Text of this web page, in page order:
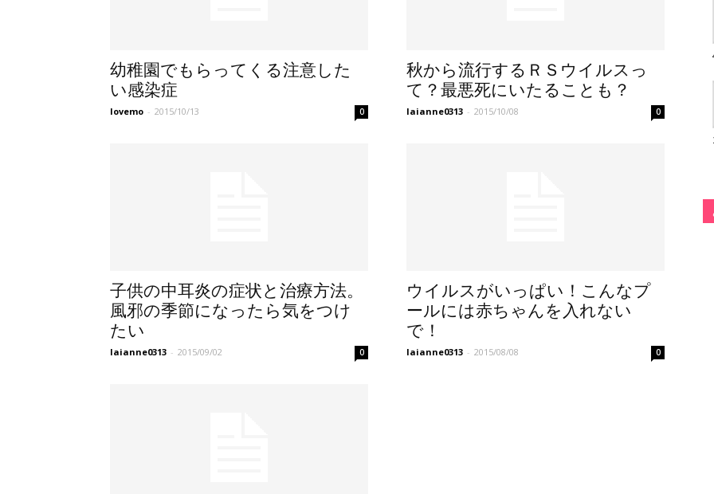
幼稚園でもらってくる注意した
い感染症
lovemo - 2015/10/13 0
秋から流行するＲＳウイルスっ
て？最悪死にいたることも？
laianne0313 - 2015/10/08 0
子供の中耳炎の症状と治療方法。
風邪の季節になったら気をつけ
たい
laianne0313 - 2015/09/02 0
ウイルスがいっぱい！こんなプ
ールには赤ちゃんを入れない
で！
laianne0313 - 2015/08/08 0